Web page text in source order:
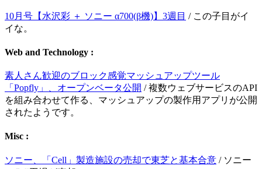
10月号【水沢彩 ＋ ソニー α700(β機)】3週目 / この子目がイ
イな。
Web and Technology :
素人さん歓迎のブロック感覚マッシュアップツール
「Popfly」、オープンベータ公開 / 複数ウェブサービスのAPI
を組み合わせて作る、マッシュアップの製作用アプリが公開
されたようです。
Misc :
ソニー、「Cell」製造施設の売却で東芝と基本合意 / ソニー